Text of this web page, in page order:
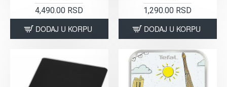
4,490.00 RSD
DODAJ U KORPU
1,290.00 RSD
DODAJ U KORPU